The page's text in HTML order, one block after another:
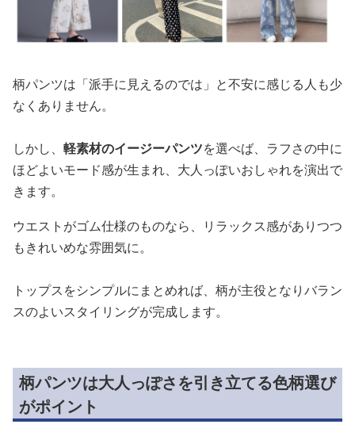
柄パンツは「派手に見えるのでは」と不安に感じる人も少
なくありません。
しかし、 軽素材のイージーパンツを選べば、ラフさの中に
ほどよいモード感が生まれ、大人っぽいおしゃれを演出で
きます。
ウエストがゴム仕様のものなら、リラックス感がありつつ
もきれいめな雰囲気に。
トップスをシンプルにまとめれば、柄が主役となりバラン
スのよいスタイリングが完成します。
柄パンツは大人っぽさを引き立てる色柄選び
がポイント